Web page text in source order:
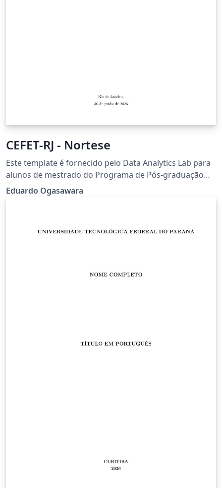
CEFET-RJ - Nortese
Este template é fornecido pelo Data Analytics Lab para
alunos de mestrado do Programa de Pós-graduação
em Ciência da Computação e para os alunos de
mestrado e doutorado do Programa de Pós-graduação
Eduardo Ogasawara